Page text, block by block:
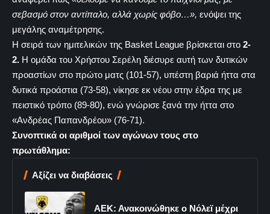
σεβασμό στον αντίπαλο, αλλά χωρίς φόβο…», ενόψει της
μεγάλης αναμέτρησης.
Η σειρά των ημιτελικών της Basket League βρίσκεται στο 2-
2. Η ομάδα του Χρήστου Σερέλη διέσυρε αυτή των δυτικών
προαστίων στο πρώτο ματς (101-57), υπέστη βαριά ήττα στα
δυτικά προάστια (73-58), νίκησε εκ νέου στην έδρα της με
πειστικό τρόπο (89-80), ενώ γνώρισε ξανά την ήττα στο
«Ανδρέας Παπανδρέου» (76-71).
Συνοπτικά οι αριθμοί των αγώνων τους στο
πρωτάθλημα:
Αξίζει να διαβάσεις
ΑΕΚ: Ανακοινώθηκε ο Νόλεϊ μέχρι